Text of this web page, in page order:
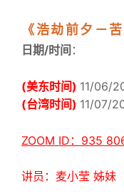
《浩劫前夕－
日期/时间 ：
(美东时间) 11/06/
(台湾时间) 11/07/
ZOOM ID：935
讲员： 麦小莹 姊妹